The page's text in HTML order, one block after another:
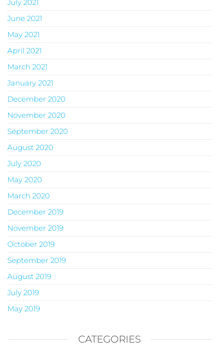
July 2021
June 2021
May 2021
April 2021
March 2021
January 2021
December 2020
November 2020
September 2020
August 2020
July 2020
May 2020
March 2020
December 2019
November 2019
October 2019
September 2019
August 2019
July 2019
May 2019
CATEGORIES